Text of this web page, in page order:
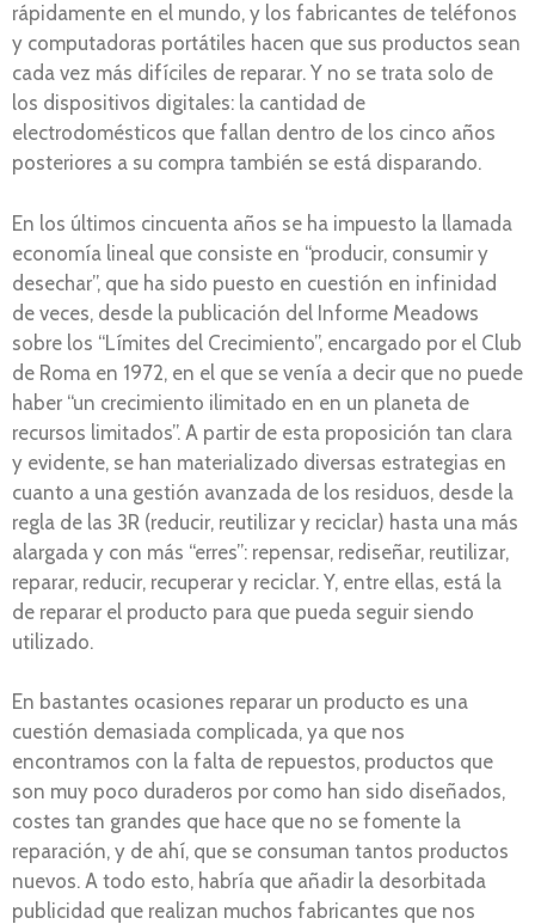
rápidamente en el mundo, y los fabricantes de teléfonos
y computadoras portátiles hacen que sus productos sean
cada vez más difíciles de reparar. Y no se trata solo de
los dispositivos digitales: la cantidad de
electrodomésticos que fallan dentro de los cinco años
posteriores a su compra también se está disparando.
En los últimos cincuenta años se ha impuesto la llamada
economía lineal que consiste en “producir, consumir y
desechar”, que ha sido puesto en cuestión en infinidad
de veces, desde la publicación del Informe Meadows
sobre los “Límites del Crecimiento”, encargado por el Club
de Roma en 1972, en el que se venía a decir que no puede
haber “un crecimiento ilimitado en en un planeta de
recursos limitados”. A partir de esta proposición tan clara
y evidente, se han materializado diversas estrategias en
cuanto a una gestión avanzada de los residuos, desde la
regla de las 3R (reducir, reutilizar y reciclar) hasta una más
alargada y con más “erres”: repensar, rediseñar, reutilizar,
reparar, reducir, recuperar y reciclar. Y, entre ellas, está la
de reparar el producto para que pueda seguir siendo
utilizado.
En bastantes ocasiones reparar un producto es una
cuestión demasiada complicada, ya que nos
encontramos con la falta de repuestos, productos que
son muy poco duraderos por como han sido diseñados,
costes tan grandes que hace que no se fomente la
reparación, y de ahí, que se consuman tantos productos
nuevos. A todo esto, habría que añadir la desorbitada
publicidad que realizan muchos fabricantes que nos